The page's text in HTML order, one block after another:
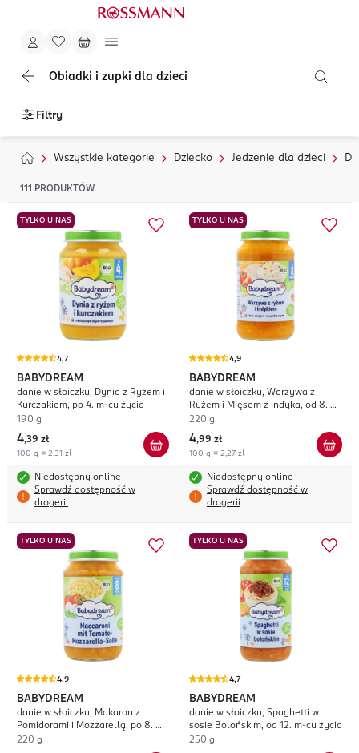
Obiadki i zupki dla dzieci
Filtry
Wszystkie kategorie Dziecko Jedzenie dla dzieci
111 PRODUKTÓW
TYLKO U NAS
4,7
BABYDREAM
danie w słoiczku, Dynia z Ryżem i
Kurczakiem, po 4. m-cu życia
190 g
4,39 zł
100 g = 2,31 zł
Niedostępny online
Sprawdź dostępność w
drogerii
TYLKO U NAS
4,9
BABYDREAM
danie w słoiczku, Warzywa z
Ryżem i Mięsem z Indyka, od 8. m-
cu życia
220 g
4,99 zł
100 g = 2,27 zł
Niedostępny online
Sprawdź dostępność w
drogerii
TYLKO U NAS
4,9
BABYDREAM
danie w słoiczku, Makaron z
Pomidorami i Mozzarellą, po 8. m-
cu życia
220 g
TYLKO U NAS
4,7
BABYDREAM
danie w słoiczku, Spaghetti w
sosie Bolońskim, od 12. m-cu życia
250 g